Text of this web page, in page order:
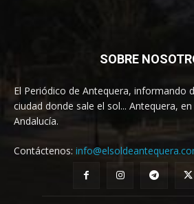
SOBRE
El Periódico de Antequera, informando
ciudad donde sale el sol... Antequera,
Andalucía.
Contáctenos: